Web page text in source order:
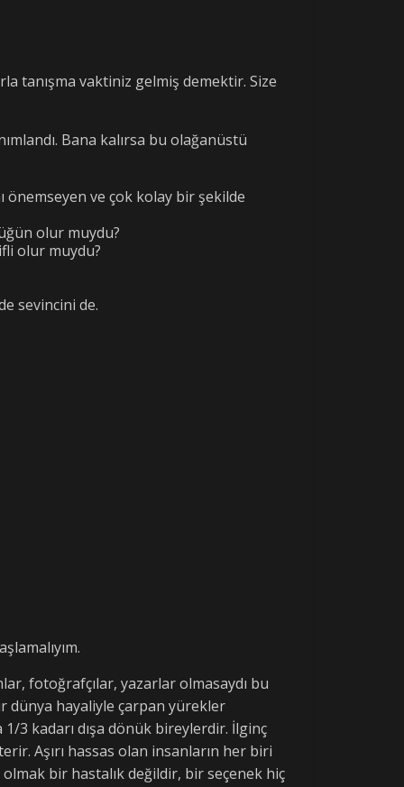
tanışma vaktiniz gelmiş demektir. Size
Bana kalırsa bu olağanüstü
önemseyen ve çok kolay bir şekilde
olur muydu?
olur muydu?
sevincini de.
fotoğrafçılar, yazarlar olmasaydı bu
dünya hayaliyle çarpan yürekler
3 kadarı dışa dönük bireylerdir. İlginç
Aşırı hassas olan insanların her biri
bir hastalık değildir, bir seçenek hiç